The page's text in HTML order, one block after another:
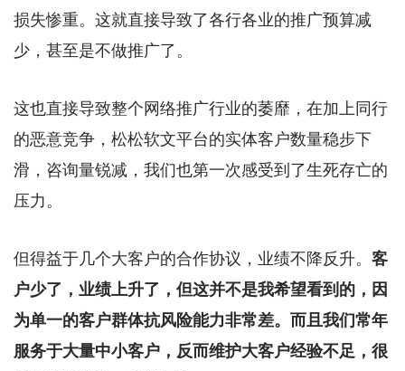
损失惨重。这就直接导致了各行各业的推广预算减
少，甚至是不做推广了。
这也直接导致整个网络推广行业的萎靡，在加上同行
的恶意竞争，松松软文平台的实体客户数量稳步下
滑，咨询量锐减，我们也第一次感受到了生死存亡的
压力。
但得益于几个大客户的合作协议，业绩不降反升。 客
户少了，业绩上升了，但这并不是我希望看到的，因
为单一的客户群体抗风险能力非常差。而且我们常年
服务于大量中小客户，反而维护大客户经验不足，很